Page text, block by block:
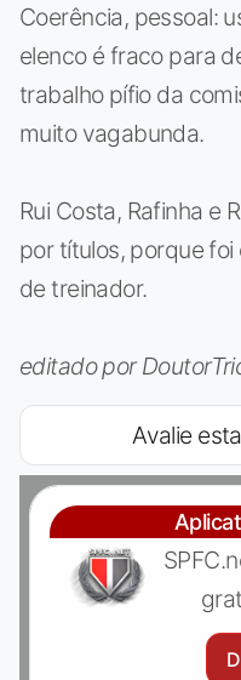
Coerência, pessoal:
elenco é fraco para
trabalho pífio da
muito vagabunda.
Rui Costa, Rafinha e
por títulos, porque
de treinador.
editado por
Avalie